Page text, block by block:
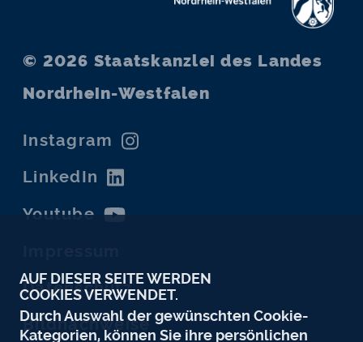
© 2026 Staatskanzlei des Landes
Nordrhein-Westfalen
Instagram
LinkedIn
Youtube
Datenschutz
Bildnachweise
AUF DIESER SEITE WERDEN
COOKIES VERWENDET.
Durch Auswahl der gewünschten Cookie-
Kategorien, können Sie ihre persönlichen